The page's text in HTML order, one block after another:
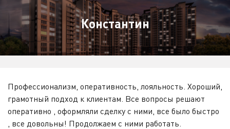
Константин
Профессионализм, оперативность, лояльность. Хороший,
грамотный подход к клиентам. Все вопросы решают
оперативно , оформляли сделку с ними, все было быстро
, все довольны! Продолжаем с ними работать.